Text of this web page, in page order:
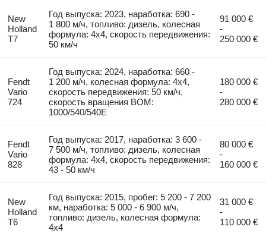
New
Holland
T7
Год выпуска: 2023, наработка: 690 -
1 800 м/ч, топливо: дизель, колесная
формула: 4x4, скорость передвижения:
50 км/ч
91 000 €
-
250 000 €
Fendt
Vario
724
Год выпуска: 2024, наработка: 660 -
1 200 м/ч, колесная формула: 4x4,
скорость передвижения: 50 км/ч,
скорость вращения ВОМ:
1000/540/540E
180 000 €
-
280 000 €
Fendt
Vario
828
Год выпуска: 2017, наработка: 3 600 -
7 500 м/ч, топливо: дизель, колесная
формула: 4x4, скорость передвижения:
43 - 50 км/ч
80 000 €
-
160 000 €
New
Holland
T6
Год выпуска: 2015, пробег: 5 200 - 7 200
км, наработка: 5 000 - 6 900 м/ч,
топливо: дизель, колесная формула:
4x4
31 000 €
-
110 000 €